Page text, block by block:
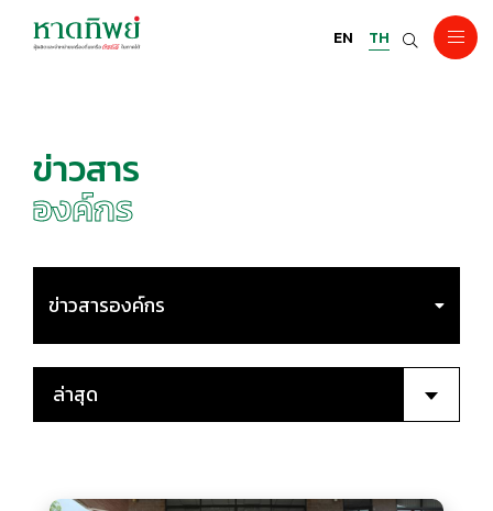
EN TH
ข่าวสาร
องค์กร
ข่าวสารองค์กร
ล่าสุด